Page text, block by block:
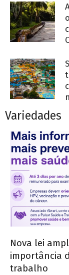
Variedades
Nova lei
importância
trabalho